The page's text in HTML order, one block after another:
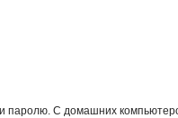
паролю. С домашних